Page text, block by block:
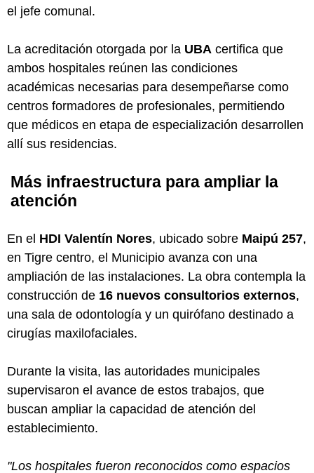
el jefe comunal.
La acreditación otorgada por la UBA certifica que
ambos hospitales reúnen las condiciones
académicas necesarias para desempeñarse como
centros formadores de profesionales, permitiendo
que médicos en etapa de especialización desarrollen
allí sus residencias.
Más infraestructura para ampliar la
atención
En el HDI Valentín Nores, ubicado sobre Maipú 257,
en Tigre centro, el Municipio avanza con una
ampliación de las instalaciones. La obra contempla la
construcción de 16 nuevos consultorios externos,
una sala de odontología y un quirófano destinado a
cirugías maxilofaciales.
Durante la visita, las autoridades municipales
supervisaron el avance de estos trabajos, que
buscan ampliar la capacidad de atención del
establecimiento.
"Los hospitales fueron reconocidos como espacios